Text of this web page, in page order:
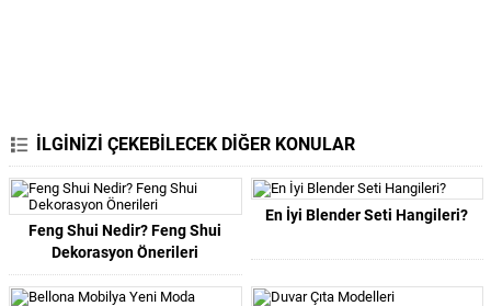
İLGİNİZİ ÇEKEBİLECEK DİĞER KONULAR
Feng Shui Nedir? Feng Shui
Dekorasyon Önerileri
En İyi Blender Seti Hangileri?